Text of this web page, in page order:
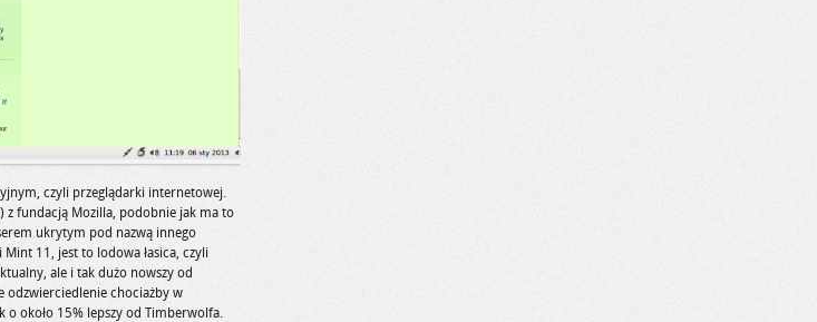
czyli przeglądarki internetowej.
z fundacją Mozilla, podobnie jak ma to
ukrytym pod nazwą innego
11, jest to lodowa łasica, czyli
ale i tak dużo nowszy od
odzwierciedlenie chociażby w
o około 15% lepszy od Timberwolfa.